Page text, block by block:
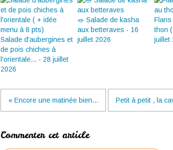
Salade d'aubergines et
de pois chiches à
l'orientale... - 28 juillet
2026
🥗 Salade de kasha
aux betteraves - 16
juillet 2026
thon
juillet
« Encore une matinée bien... Petit à petit , la
Commenter cet article